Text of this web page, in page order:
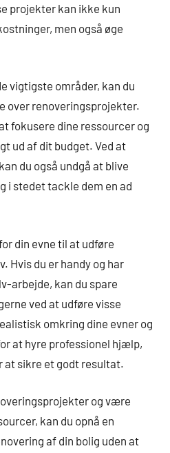
projekter kan ikke kun
men også øge
vigtigste områder, kan du
over renoveringsprojekter.
fokusere dine ressourcer og
ud af dit budget. Ved at
du også undgå at blive
i stedet tackle dem en ad
din evne til at udføre
Hvis du er handy og har
arbejde, kan du spare
ved at udføre visse
omkring dine evner og
at hyre professionel hjælp,
at sikre et godt resultat.
og være
kan du opnå en
af din bolig uden at